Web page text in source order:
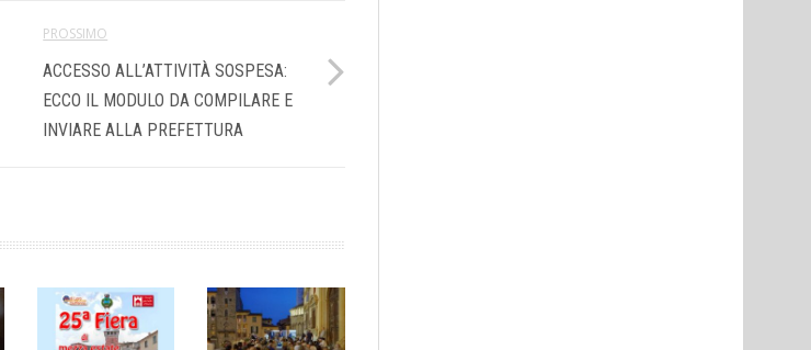
PROSSIMO
ACCESSO ALL’ATTIVITÀ SOSPESA:
ECCO IL MODULO DA COMPILARE E
INVIARE ALLA PREFETTURA